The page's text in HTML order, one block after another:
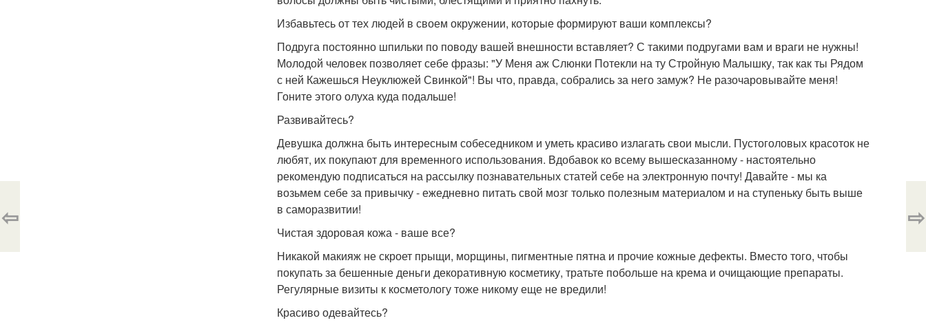
Избавьтесь от тех людей в своем окружении, которые формируют ваши комплексы?
Подруга постоянно шпильки по поводу вашей внешности вставляет? С такими подругами вам и враги не нужны!
Молодой человек позволяет себе фразы: "У Меня аж Слюнки Потекли на ту Стройную Малышку, так как ты Рядом
с ней Кажешься Неуклюжей Свинкой"! Вы что, правда, собрались за него замуж? Не разочаровывайте меня!
Гоните этого олуха куда подальше!
Развивайтесь?
Девушка должна быть интересным собеседником и уметь красиво излагать свои мысли. Пустоголовых красоток не
любят, их покупают для временного использования. Вдобавок ко всему вышесказанному - настоятельно
рекомендую подписаться на рассылку познавательных статей себе на электронную почту! Давайте - мы ка
возьмем себе за привычку - ежедневно питать свой мозг только полезным материалом и на ступеньку быть выше
в саморазвитии!
Чистая здоровая кожа - ваше все?
Никакой макияж не скроет прыщи, морщины, пигментные пятна и прочие кожные дефекты. Вместо того, чтобы
покупать за бешенные деньги декоративную косметику, тратьте побольше на крема и очищающие препараты.
Регулярные визиты к косметологу тоже никому еще не вредили!
Красиво одевайтесь?
⇦ ⇨